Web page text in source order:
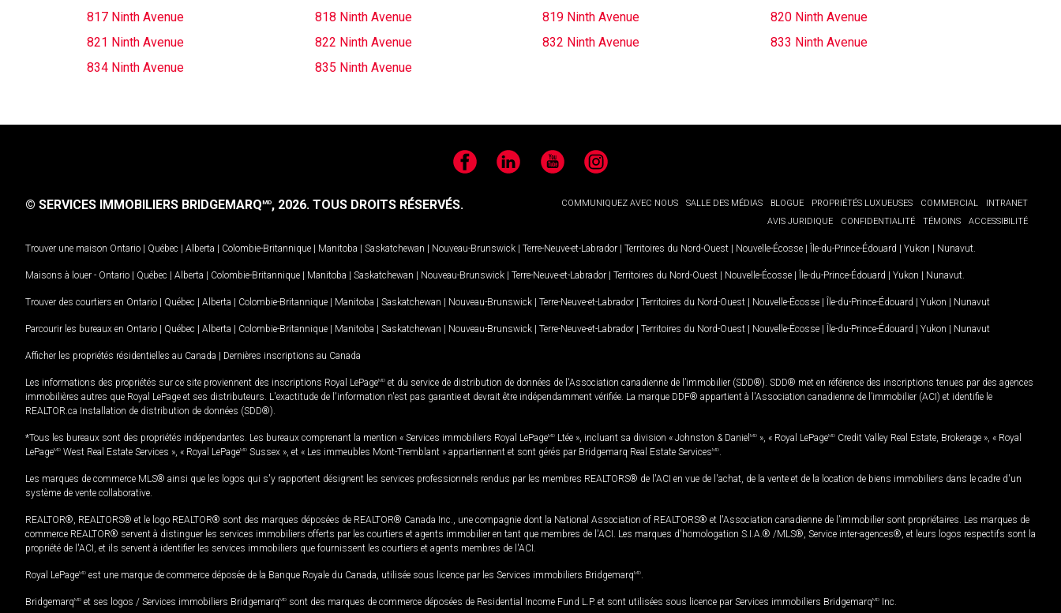
817 Ninth Avenue
818 Ninth Avenue 819 Ninth Avenue
820 Ninth Avenue
821 Ninth Avenue
822 Ninth Avenue 832 Ninth Avenue
833 Ninth Avenue
834 Ninth Avenue
835 Ninth Avenue
FacebookLinkedIn YouTubeInstagram
COMMUNIQUEZ AVEC NOUS SALLE DES MÉDIAS BLOGUE PROPRIÉTÉS LUXUEUSES COMMERCIAL
INTRANET
AVIS JURIDIQUE
CONFIDENTIALITÉ TÉMOINS ACCESSIBILITÉ
© SERVICES IMMOBILIERS BRIDGEMARQMD, 2026. TOUS DROITS RÉSERVÉS.
Trouver une maison Ontario | Québec | Alberta | Colombie-Britannique | Manitoba | Saskatchewan | Nouveau-Brunswick | Terre-Neuve-et-Labrador | Territoires du Nord-Ouest | Nouvelle-Écosse | Île-du-Prince-Édouard | Yukon | Nunavut
Maisons à louer - Ontario | Québec | Alberta | Colombie-Britannique | Manitoba | Saskatchewan | Nouveau-Brunswick | Terre-Neuve-et-Labrador | Territoires du Nord-Ouest | Nouvelle-Écosse | Île-du-Prince-Édouard | Yukon | Nunavut
Trouver des courtiers en Ontario | Québec | Alberta | Colombie-Britannique | Manitoba | Saskatchewan | Nouveau-Brunswick | Terre-Neuve-et-Labrador | Territoires du Nord-Ouest | Nouvelle-Écosse | Île-du-Prince-Édouard | Yukon | Nunavut
Parcourir les bureaux en Ontario | Québec | Alberta | Colombie-Britannique | Manitoba | Saskatchewan | Nouveau-Brunswick | Terre-Neuve-et-Labrador | Territoires du Nord-Ouest | Nouvelle-Écosse | Île-du-Prince-Édouard | Yukon | Nunavut
Afficher les propriétés résidentielles au Canada | Dernières inscriptions au Canada
Les informations des propriétés sur ce site proviennent des inscriptions Royal LePageMD et du service de distribution de données de l'Association canadienne de l’immobilier (SDD®). SDD® met en référence des inscriptions tenues par des agences
immobilières autres que Royal LePage et ses distributeurs. L'exactitude de l'information n'est pas garantie et devrait être indépendamment vérifiée. La marque DDF® appartient à l'Association canadienne de l’immobilier (ACI) et identifie le
REALTOR.ca Installation de distribution de données (SDD®).
*Tous les bureaux sont des propriétés indépendantes. Les bureaux comprenant la mention « Services immobiliers Royal LePageMD Ltée », incluant sa division « Johnston & Daniel MD », « Royal LePageMD Credit Valley Real Estate, Brokerage », « Royal
LePageMD West Real Estate Services », « Royal LePageMD Sussex », et « Les immeubles Mont-Tremblant » appartiennent et sont gérés par Bridgemarq Real Estate ServicesMD
Les marques de commerce MLS® ainsi que les logos qui s'y rapportent désignent les services professionnels rendus par les membres REALTORS® de l'ACI en vue de l'achat, de la vente et de la location de biens immobiliers dans le cadre d'un
système de vente collaborative.
REALTOR®, REALTORS® et le logo REALTOR® sont des marques déposées de REALTOR® Canada Inc., une compagnie dont la National Association of REALTORS® et l'Association canadienne de l’immobilier sont propriétaires. Les marques de
commerce REALTOR® servent à distinguer les services immobiliers offerts par les courtiers et agents immobilier en tant que membres de l'ACI. Les marques d'homologation S.I.A.® /MLS®, Service inter-agences®, et leurs logos respectifs sont la
propriété de l'ACI, et ils servent à identifier les services immobiliers que fournissent les courtiers et agents membres de l'ACI.
Royal LePageMD est une marque de commerce déposée de la Banque Royale du Canada, utilisée sous licence par les Services immobiliers BridgemarqMD
BridgemarqMD et ses logos / Services immobiliers BridgemarqMD sont des marques de commerce déposées de Residential Income Fund L.P. et sont utilisées sous licence par Services immobiliers BridgemarqMD Inc.